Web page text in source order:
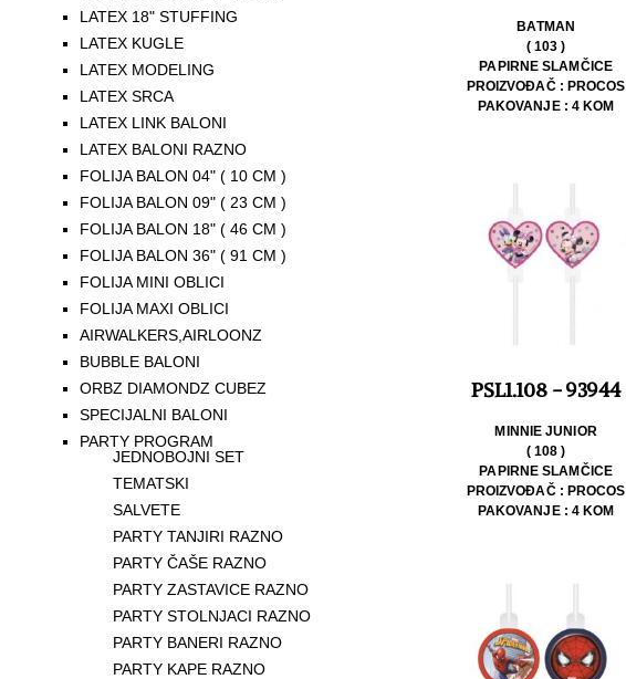
LATEX 18" STUFFING
LATEX KUGLE
LATEX MODELING
LATEX SRCA
LATEX LINK BALONI
LATEX BALONI RAZNO
FOLIJA BALON 04" ( 10 CM )
FOLIJA BALON 09" ( 23 CM )
FOLIJA BALON 18" ( 46 CM )
FOLIJA BALON 36" ( 91 CM )
FOLIJA MINI OBLICI
FOLIJA MAXI OBLICI
AIRWALKERS,AIRLOONZ
BUBBLE BALONI
ORBZ DIAMONDZ CUBEZ
SPECIJALNI BALONI
PARTY PROGRAM
JEDNOBOJNI SET
TEMATSKI
SALVETE
PARTY TANJIRI RAZNO
PARTY ČAŠE RAZNO
PARTY ZASTAVICE RAZNO
PARTY STOLNJACI RAZNO
PARTY BANERI RAZNO
PARTY KAPE RAZNO
BATMAN
( 103 )
PAPIRNE SLAMČICE
PROIZVOĐAČ : PROCOS
PAKOVANJE : 4 KOM
PSL1.108 - 93944
MINNIE JUNIOR
( 108 )
PAPIRNE SLAMČICE
PROIZVOĐAČ : PROCOS
PAKOVANJE : 4 KOM